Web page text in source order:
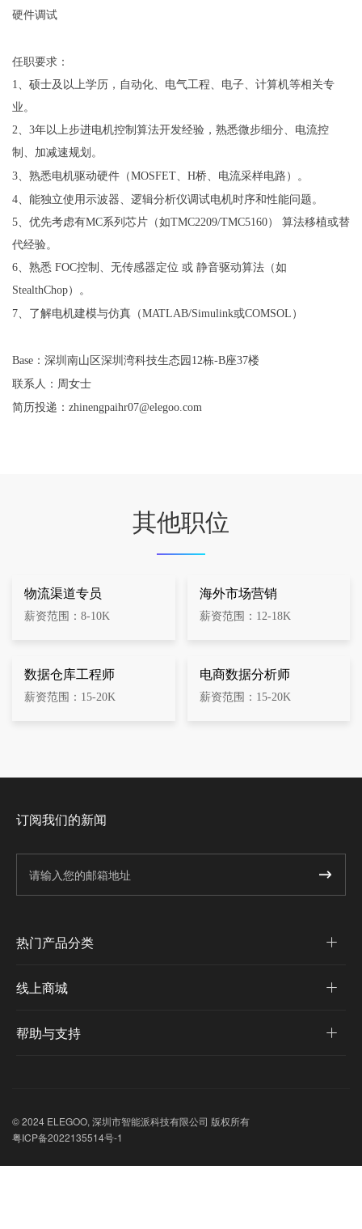
硬件调试
任职要求：
1、硕士及以上学历，自动化、电气工程、电子、计算机等相关专
业。
2、3年以上步进电机控制算法开发经验，熟悉微步细分、电流控
制、加减速规划。
3、熟悉电机驱动硬件（MOSFET、H桥、电流采样电路）。
4、能独立使用示波器、逻辑分析仪调试电机时序和性能问题。
5、优先考虑有MC系列芯片（如TMC2209/TMC5160） 算法移植或替
代经验。
6、熟悉 FOC控制、无传感器定位 或 静音驱动算法（如
StealthChop）。
7、了解电机建模与仿真（MATLAB/Simulink或COMSOL）
Base：深圳南山区深圳湾科技生态园12栋-B座37楼
联系人：周女士
简历投递： zhinengpaihr07@elegoo.com
其他职位
物流渠道专员
薪资范围：8-10K
海外市场营销
薪资范围：12-18K
数据仓库工程师
薪资范围：15-20K
电商数据分析师
薪资范围：15-20K
订阅我们的新闻
热门产品分类
线上商城
帮助与支持
© 2024 ELEGOO, 深圳市智能派科技有限公司 版权所有
粤ICP备2022135514号-1